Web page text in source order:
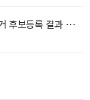
[공고] 진보당 4기 전국동시당직선거 후보등록 결과 공고